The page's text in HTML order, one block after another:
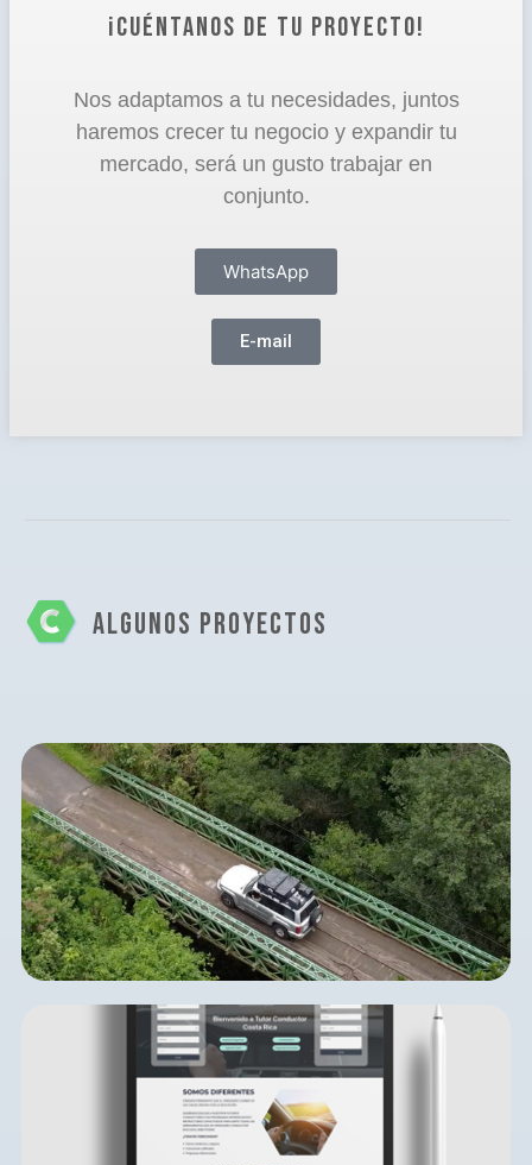
¡CUÉNTANOS DE TU PROYECTO!
Nos adaptamos a tu necesidades, juntos
haremos crecer tu negocio y expandir tu
mercado, será un gusto trabajar en
conjunto.
WhatsApp
E-mail
ALGUNOS PROYECTOS